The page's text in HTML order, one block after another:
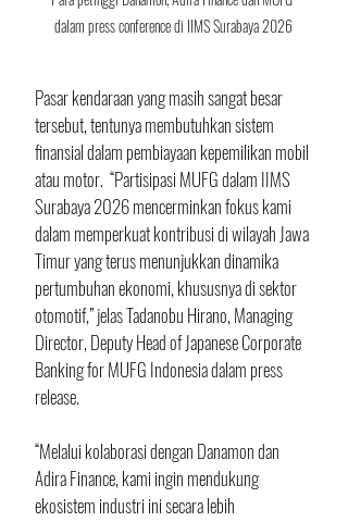
dalam press conference di IIMS Surabaya 2026
Pasar kendaraan yang masih sangat besar
tersebut, tentunya membutuhkan sistem
finansial dalam pembiayaan kepemilikan mobil
atau motor.  “Partisipasi MUFG dalam IIMS
Surabaya 2026 mencerminkan fokus kami
dalam memperkuat kontribusi di wilayah Jawa
Timur yang terus menunjukkan dinamika
pertumbuhan ekonomi, khususnya di sektor
otomotif,” jelas Tadanobu Hirano, Managing
Director, Deputy Head of Japanese Corporate
Banking for MUFG Indonesia dalam press
release.
“Melalui kolaborasi dengan Danamon dan
Adira Finance, kami ingin mendukung
ekosistem industri ini secara lebih